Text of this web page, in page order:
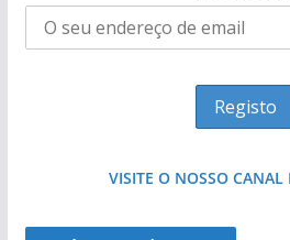
VISITE O NOSSO CANAL